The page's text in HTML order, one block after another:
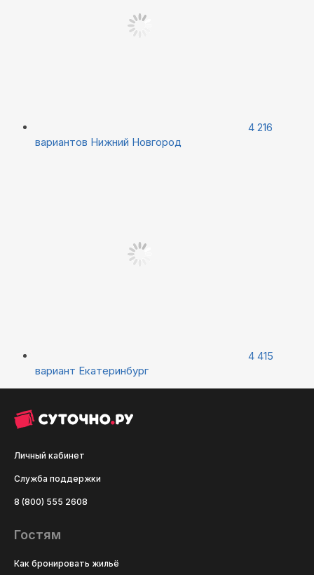
4 216
вариантов Нижний Новгород
4 415
вариант Екатеринбург
Личный кабинет
Служба поддержки
8 (800) 555 2608
Гостям
Как бронировать жильё